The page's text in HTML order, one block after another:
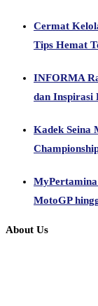
Cermat
Tips Hemat
INFORMA
dan Inspirasi
Kadek Seina
MotoGP
About Us